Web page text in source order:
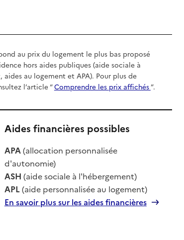
au prix du logement le plus bas proposé
hors aides publiques (aide sociale à
aides au logement et APA). Pour plus de
l’article “Comprendre les prix affichés”.
Aides financières possibles
APA(allocation personnalisée
d'autonomie)
ASH (aide sociale à l'hébergement)
APL(aide personnalisée au logement)
En savoir plus sur les aides financières